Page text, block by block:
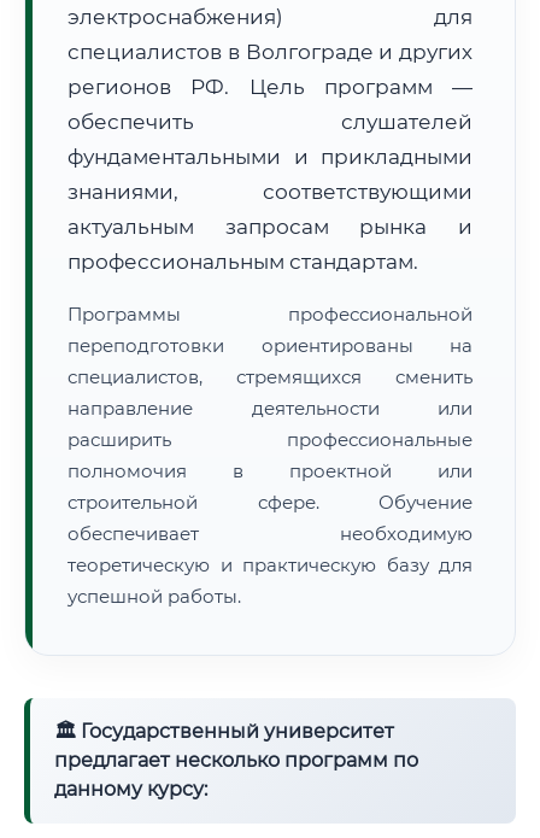
Расчет логистики оригиналов:
• Маршрут транзита:~2 693 км
• Экспресс-доставка СДЭК / Почтой:4–6 рабочих дней
📜 Документы и аккредитация
🔍Нажмите на документ для увеличения и просмотра
электроснабжения) для
специалистов в Волгограде и других
регионов РФ. Цель программ —
обеспечить слушателей
фундаментальными и прикладными
знаниями, соответствующими
актуальным запросам рынка и
профессиональным стандартам.
Программы профессиональной
переподготовки ориентированы на
специалистов, стремящихся сменить
направление деятельности или
расширить профессиональные
полномочия в проектной или
строительной сфере. Обучение
обеспечивает необходимую
теоретическую и практическую базу для
успешной работы.
🏛 Государственный университет
предлагает несколько программ по
данному курсу: